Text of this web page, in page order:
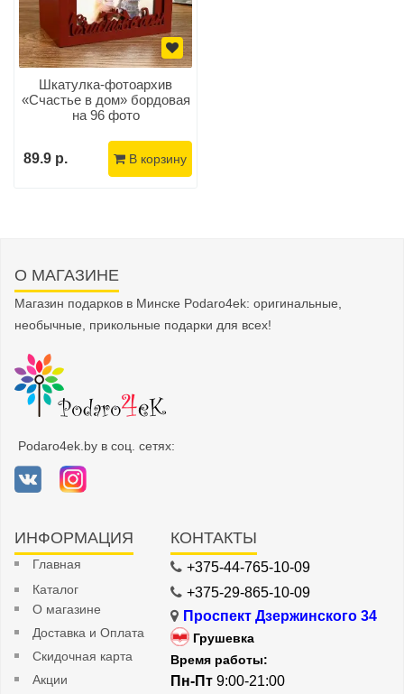
Шкатулка-фотоархив
«Счастье в дом» бордовая
на 96 фото
89.9 р. В корзину
О МАГАЗИНЕ
Магазин подарков в Минске Podaro4ek: оригинальные,
необычные, прикольные подарки для всех!
Podaro4ek.by в соц. сетях:
ИНФОРМАЦИЯ
Главная
Каталог
О магазине
Доставка и Оплата
Скидочная карта
Акции
КОНТАКТЫ
+375-44-765-10-09
+375-29-865-10-09
Проспект Дзержинского 34
Грушевка
Время работы:
Пн-Пт 9:00-21:00